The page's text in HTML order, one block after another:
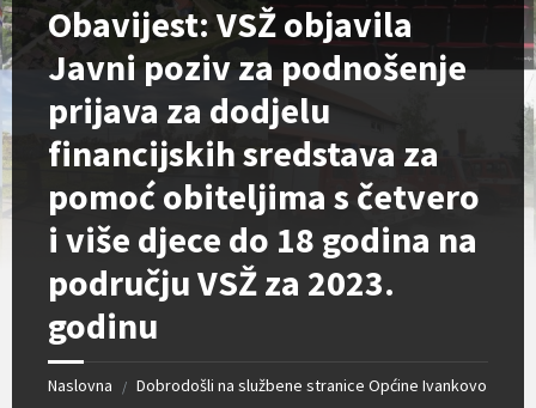
Obavijest: VSŽ objavila
Javni poziv za podnošenje
prijava za dodjelu
financijskih sredstava za
pomoć obiteljima s četvero
i više djece do 18 godina na
području VSŽ za 2023.
godinu
Naslovna / Dobrodošli na službene stranice Općine Ivankovo